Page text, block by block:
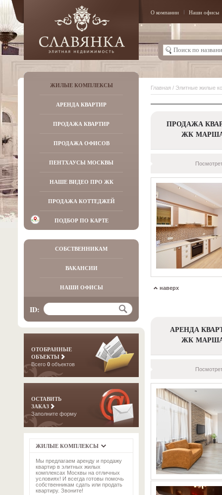
О компании Наши офисы
ЖИЛЫЕ КОМПЛЕКСЫ
АРЕНДА КВАРТИР
ПРОДАЖА КВАРТИР
ПРОДАЖА ОФИСОВ
ПЕНТХАУСЫ МОСКВЫ
НАШЕ ВИДЕО ПРО ЖК
ПРОДАЖА КОТТЕДЖЕЙ
ПОДБОР ПО КАРТЕ
СОБСТВЕННИКАМ
ВАКАНСИИ
НАШИ ОФИСЫ
ID:
ОТОБРАННЫЕ
ОБЪЕКТЫ
Всего 0 объектов
ОСТАВИТЬ
ЗАКАЗ
Заполните форму
ЖИЛЫЕ КОМПЛЕКСЫ
Мы предлагаем аренду и продажу
квартир в элитных жилых
комплексах Москвы на отличных
условиях! И всегда готовы помочь
собственникам сдать или продать
квартиру. Звоните!
Главная / Элитные жилые
ПРОДАЖА
ЖК
наверх
АРЕНДА
ЖК